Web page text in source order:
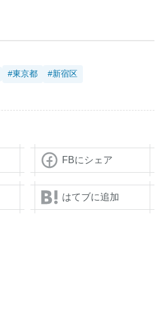
#東京都
#新宿区
FBにシェア
はてブに追加